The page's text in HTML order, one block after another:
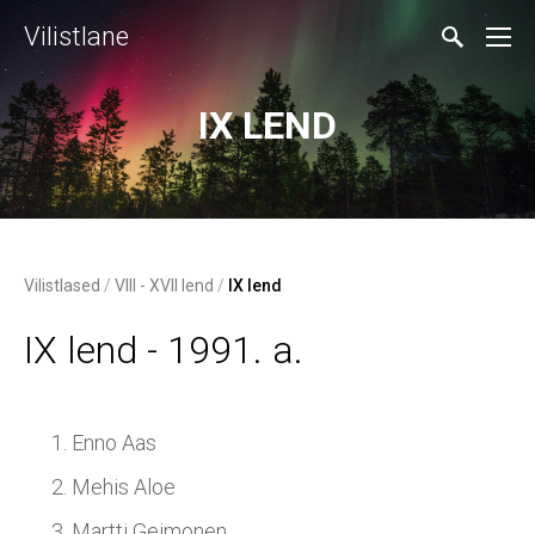
Vilistlane
IX LEND
Vilistlased / VIII - XVII lend / IX lend
IX lend - 1991. a.
Enno Aas
Mehis Aloe